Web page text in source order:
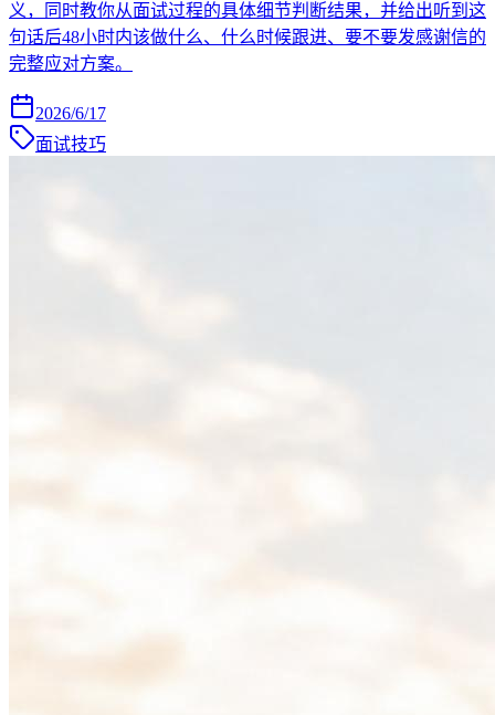
义，同时教你从面试过程的具体细节判断结果，并给出听到这
句话后48小时内该做什么、什么时候跟进、要不要发感谢信的
完整应对方案。
2026/6/17
面试技巧